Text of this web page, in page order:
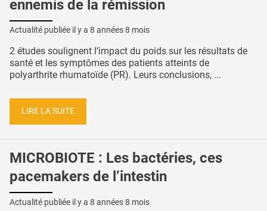
ennemis de la rémission
Actualité publiée il y a 8 années 8 mois
2 études soulignent l’impact du poids sur les résultats de
santé et les symptômes des patients atteints de
polyarthrite rhumatoïde (PR). Leurs conclusions, ...
LIRE LA SUITE
MICROBIOTE : Les bactéries, ces
pacemakers de l’intestin
Actualité publiée il y a 8 années 8 mois